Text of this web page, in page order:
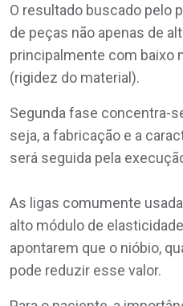
O resultado buscado pelo
de peças não apenas de
principalmente com baixo
(rigidez do material).
Segunda fase concentra-
seja, a fabricação e a
será seguida pela
As ligas comumente
alto módulo de
apontarem que o nióbio,
pode reduzir esse valor.